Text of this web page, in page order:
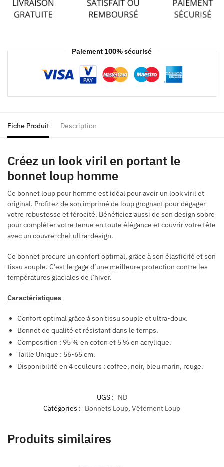
Paiement 100% sécurisé
Fiche Produit Description
Créez un look viril en portant le
bonnet loup homme
Ce bonnet loup pour homme est idéal pour avoir un look viril et
original. Profitez de son imprimé de loup grognant pour dégager
votre robustesse et férocité. Bénéficiez aussi de son design sobre
pour compléter votre tenue en toute élégance et couvrir votre tête
avec un couvre-chef ultra-design.
Ce bonnet procure un confort optimal, grâce à son élasticité et son
tissu souple. C’est le gage d’une meilleure protection contre les
températures glaciales de l’hiver.
Caractéristiques
Confort optimal grâce à son tissu souple et ultra-doux.
Bonnet de qualité et résistant dans le temps.
Composition : 95 % en coton et 5 % en acrylique.
Taille Unique : 56-65 cm.
Disponibilité en 4 couleurs : coffee, noir, bleu marin, rouge.
UGS : ND
Catégories : Bonnets Loup, Vêtement Loup
Produits similaires